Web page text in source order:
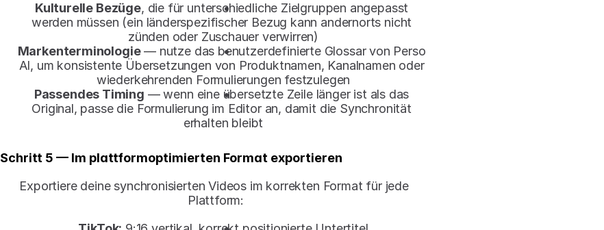
Kulturelle Bezüge, die für unterschiedliche Zielgruppen angepasst
werden müssen (ein länderspezifischer Bezug kann andernorts nicht
zünden oder Zuschauer verwirren)
Markenterminologie — nutze das benutzerdefinierte Glossar von Perso
AI, um konsistente Übersetzungen von Produktnamen, Kanalnamen oder
wiederkehrenden Formulierungen festzulegen
Passendes Timing — wenn eine übersetzte Zeile länger ist als das
Original, passe die Formulierung im Editor an, damit die Synchronität
erhalten bleibt
Schritt 5 — Im plattformoptimierten Format exportieren
Exportiere deine synchronisierten Videos im korrekten Format für jede
Plattform: